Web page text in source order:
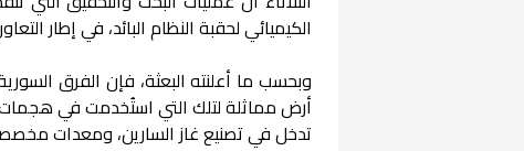
الكيميائي لحقبة النظام البائد، في إطار
وبحسب ما أعلنته البعثة، فإن الفرق
تدخل في تصنيع غاز السارين، ومعدات مخصصة